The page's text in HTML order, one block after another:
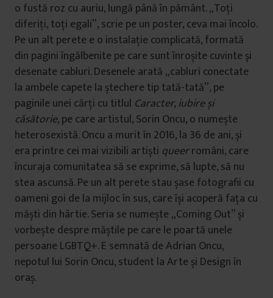
o fustă roz cu auriu, lungă până în pământ. „Toți
diferiți, toți egali”, scrie pe un poster, ceva mai încolo.
Pe un alt perete e o instalație complicată, formată
din pagini îngălbenite pe care sunt înroșite cuvinte și
desenate cabluri. Desenele arată „cabluri conectate
la ambele capete la ștechere tip tată-tată”, pe
paginile unei cărți cu titlul Caracter, iubire și
căsătorie, pe care artistul, Sorin Oncu, o numește
heterosexistă. Oncu a murit în 2016, la 36 de ani, și
era printre cei mai vizibili artiști queerromâni, care
încuraja comunitatea să se exprime, să lupte, să nu
stea ascunsă. Pe un alt perete stau șase fotografii cu
oameni goi de la mijloc în sus, care își acoperă fața cu
măști din hârtie. Seria se numește „Coming Out” și
vorbește despre măștile pe care le poartă unele
persoane LGBTQ+. E semnată de Adrian Oncu,
nepotul lui Sorin Oncu, student la Arte și Design în
oraș.